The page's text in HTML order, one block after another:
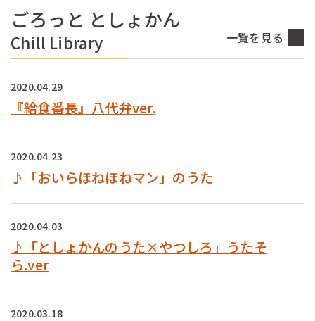
ごろっと としょかん
Chill Library 一覧を見る
2020.04.29
『給食番長』八代弁ver.
2020.04.23
♪「おいらほねほねマン」のうた
2020.04.03
♪「としょかんのうた×やつしろ」うたそ
ら.ver
2020.03.18